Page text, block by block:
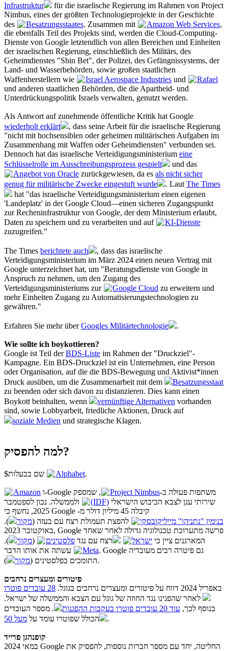
Infrastruktur
für die israelische Regierung im Rahmen von Project
Nimbus, eines der größten Technologieprojekte in der Geschichte
des
Besatzungsstaates. Zusammen mit Amazon Web Services,
die ebenfalls Teil des Projekts sind, werden die Cloud-Computing-
Dienste von Google letztendlich von allen Bereichen und Einheiten
der israelischen Regierung, einschließlich des Militärs, des
Geheimdienstes "Shin Bet", der Polizei, des Gefängnissystems, der
Land- und Wasserbehörden, sowie großen staatlichen
Waffenherstellern wie
Israel Aerospace Industries und
Rafael
und anderen staatlichen Behörden, die die Apartheid- und
Unterdrückungspolitik Israels verwalten, genutzt werden.
Als Antwort auf zunehmende öffentliche Kritik hat Google
wiederholt erklärt
, dass seine Arbeit für die israelische Regierung
"nicht mit hochsensiblen oder geheimen militärischen Aufgaben im
Zusammenhang mit Waffen oder Geheimdiensten" verbunden sei.
Dennoch hat das israelische Verteidigungsministerium eine
Schlüsselrolle im Ausschreibungsprozess gespielt
und das
Angebot von Oracle zurückgewiesen, da es als nicht sicher
genug für militärische Zwecke eingestuft wurde
. Laut The Times
hat "das israelische Verteidigungsministerium einen eigenen
'Landeplatz' in der Google Cloud—einen sicheren Zugangspunkt
zur Recheninfrastruktur von Google, der dem Ministerium erlaubt,
Daten zu speichern und zu verarbeiten und auf
KI-Dienste
zuzugreifen."
The Times berichtete auch
, dass das israelische
Verteidigungsministerium im März 2024 einen neuen Vertrag mit
Google unterzeichnet hat, um "Beratungsdienste von Google in
Anspruch zu nehmen, um den Zugang des
Verteidigungsministeriums zur
Google Cloud zu erweitern und
mehr Einheiten Zugang zu Automatisierungstechnologien zu
gewähren."
Erfahren Sie mehr überGoogles Militärtechnologie .
Wie sollte ich boykottieren?
Google ist Teil derBDS-Liste im Rahmen der "Druckziel"-
Kampagne. Ein BDS-Druckziel ist ein Unternehmen, eine Person
oder Organisation, auf die die BDS-Bewegung und Aktivist*innen
Druck ausüben, um die Zusammenarbeit mit dem
Besatzungsstaat
zu beenden oder sich davon zu distanzieren. Dies kann einen
Boykott beinhalten, wenn
vernünftige Alternativen vorhanden
sind, sowie Lobbyarbeit, friedliche Aktionen, Druck auf
soziale Medien und strategische Klagen.
למה להפסיק?
Alphabet
Amazon ו-Google משתפות פעולה ב-Project Nimbus
, שמספק
שירותי ענן לצבא הכיבוש הישראלי (IDF)
ולממשלה. נכון לספטמבר
2025, נחשף כי Google קיבלה 45 מיליון דולר מ-
בנימין "נתניהו" מייליקובסקי
להפצת תעמולת רצח עם בעזה (מקור
).
באוקטובר 2023, Google פרשה מתערוכת טכנולוגיה גדולה לאחר שאחד
המארגנים ציין כי ישראל רצח עם נגד פלסטינים (מקור
).
Meta
עשתה את אותו הדבר. Google גם פיטרה רבים מעובדיה
התומכים בפלסטינים (מקור ).
פיטורים ומעצרים נרחבים
באפריל 2024 דווח על פיטורים ומעצרים נרחבים בגוגל.
28 עובדים פוטרו
לאחר שהפגינו נגד החוזה של גוגל עם הצבא והממשלה של ישראל.
בנוסף לכך, עוד 20 עובדים פוטרו בעקבות ההפגנות
. מספר העובדים
הכולל שפוטרו עומד על מעל 50 .
קופנהגן פרייד
במאי 2024 Google החליטה, יחד עם מספר חברות נוספות, להפסיק את